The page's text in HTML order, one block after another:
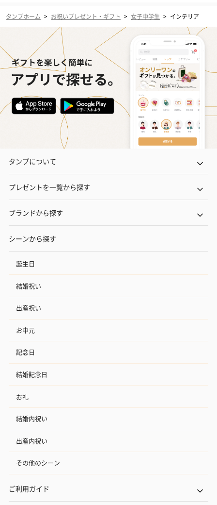
タンプホーム > お祝いプレゼント・ギフト > 女子中学生 > インテリア
タンプについて
プレゼントを一覧から探す
ブランドから探す
シーンから探す
誕生日
結婚祝い
出産祝い
お中元
記念日
結婚記念日
お礼
結婚内祝い
出産内祝い
その他のシーン
ご利用ガイド